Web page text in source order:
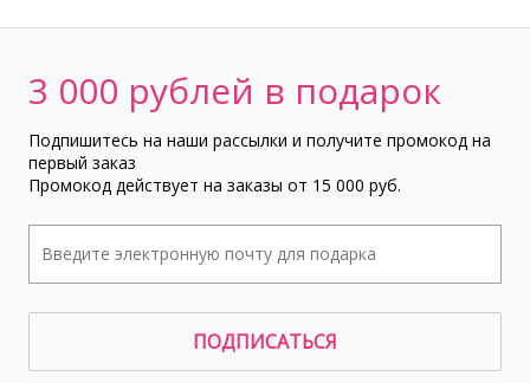
3 000 рублей в подарок
Подпишитесь на наши рассылки и получите промокод на
первый заказ
Промокод действует на заказы от 15 000 руб.
ПОДПИСАТЬСЯ